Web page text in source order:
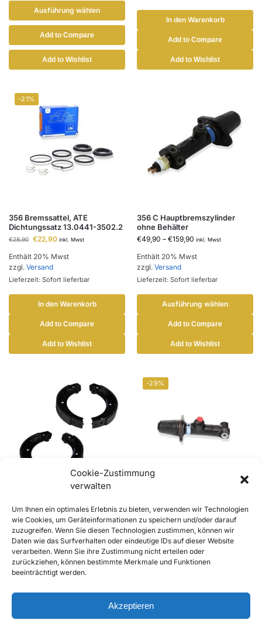
Cookie-Zustimmung
verwalten
Um Ihnen ein optimales Erlebnis zu bieten, verwenden wir Technologien
wie Cookies, um Geräteinformationen zu speichern und/oder darauf
zuzugreifen. Wenn Sie diesen Technologien zustimmen, können wir
Daten wie das Surfverhalten oder eindeutige IDs auf dieser Website
verarbeiten. Wenn Sie ihre Zustimmung nicht erteilen oder
zurückziehen, können bestimmte Merkmale und Funktionen
beeinträchtigt werden.
Akzeptieren
Ausführung wählen
Add to Compare
Add to Wishlist
In den Warenkorb
Add to Compare
Add to Wishlist
-21%
356 Bremssattel, ATE
Dichtungssatz 13.0441-3502.2
€28,90 €22,90 inkl. Mwst
Enthält 20% Mwst
zzgl. Versand
Lieferzeit: Sofort lieferbar
In den Warenkorb
Add to Compare
Add to Wishlist
356 C Hauptbremszylinder
ohne Behälter
€49,90 – €159,90 inkl. Mwst
Enthält 20% Mwst
zzgl. Versand
Lieferzeit: Sofort lieferbar
Ausführung wählen
Add to Compare
Add to Wishlist
Bremsbackensatz,
Feststellbremse, 25mm
€32,90 inkl. Mwst
Enthält 20% Mwst
zzgl.Versand
Lieferzeit: Sofort lieferbar
Add to Compare
-29%
ohne Behälter – 2 Anschlüsse
€139,90 € 99,90 inkl. Mwst
Enthält 20% Mwst
zzgl.Versand
Lieferzeit: Sofort lieferbar